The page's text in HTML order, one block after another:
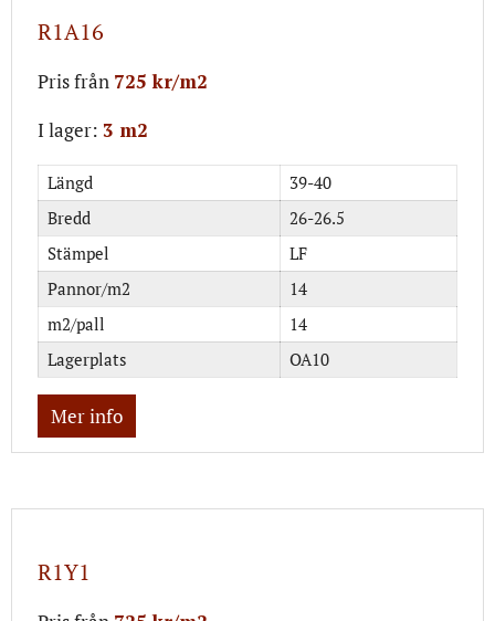
R1A16
Pris från 725 kr/m2
I lager: 3 m2
Längd
39-40
Bredd
26-26.5
Stämpel
LF
Pannor/m2
14
m2/pall
14
Lagerplats
OA10
Mer info
R1Y1